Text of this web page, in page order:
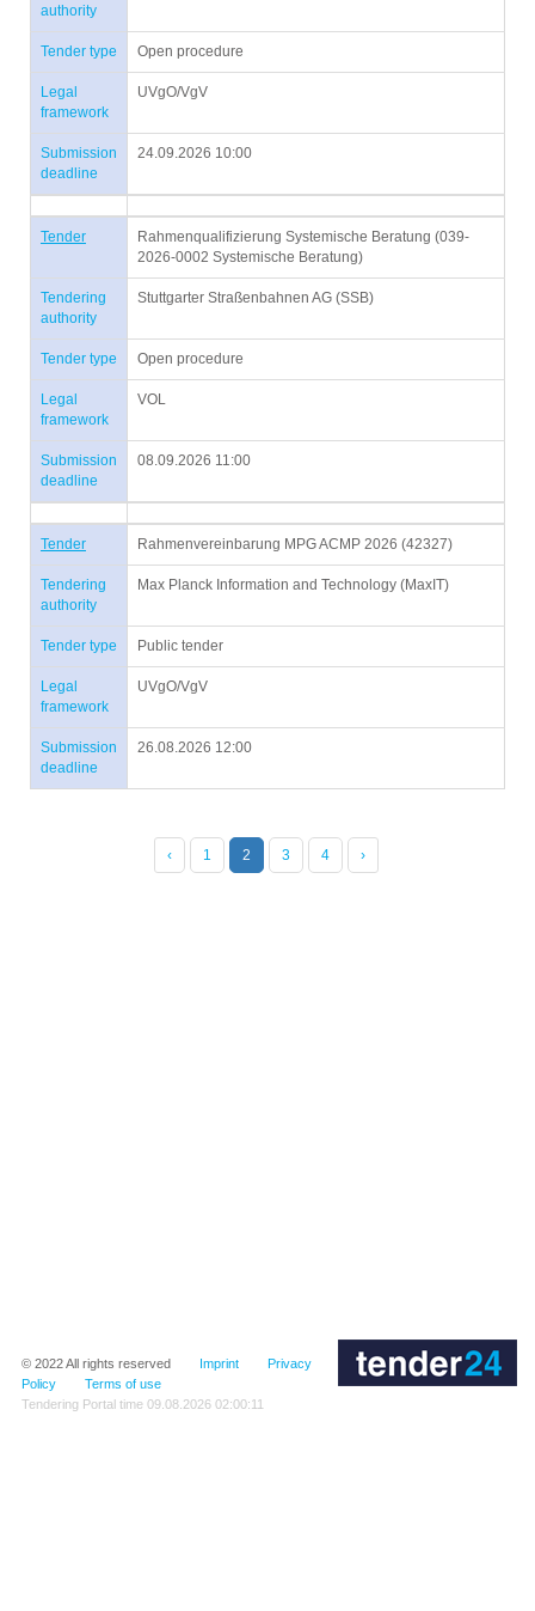
authority
Tender type Open procedure
Legal
framework
UVgO/VgV
Submission
deadline
24.09.2026 10:00
Tender
Rahmenqualifizierung Systemische Beratung (039-
2026-0002 Systemische Beratung)
Tendering
authority
Stuttgarter Straßenbahnen AG (SSB)
Tender type Open procedure
Legal
framework
VOL
Submission
deadline
08.09.2026 11:00
Tender Rahmenvereinbarung MPG ACMP 2026 (42327)
Tendering
authority
Max Planck Information and Technology (MaxIT)
Tender type Public tender
Legal
framework
UVgO/VgV
Submission
deadline
26.08.2026 12:00
‹ 1 2 3 4 ›
© 2022All rights reserved Imprint
Privacy
Policy
Terms of use
Tendering Portal time 09.08.2026 02:00:11